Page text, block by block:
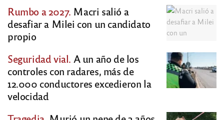
Rumbo a 2027. Macri salió a
desafiar a Milei con un candidato
propio
Seguridad vial. A un año de los
controles con radares, más de
12.000 conductores excedieron la
velocidad